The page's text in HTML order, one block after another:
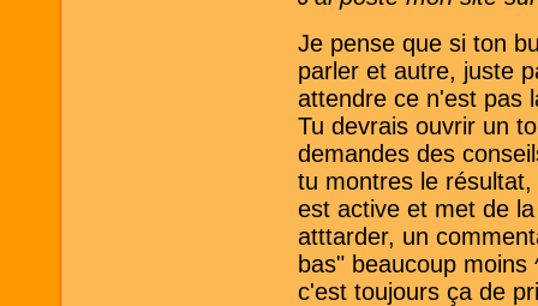
Je pense que si ton
parler et autre, juste
attendre ce n'est pas
Tu devrais ouvrir un
demandes des
tu montres le
est active et met de
atttarder, un
bas" beaucoup
c'est toujours ça de